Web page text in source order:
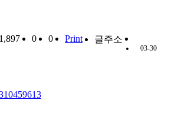
1,897 0 0 Print 글주소
03-30